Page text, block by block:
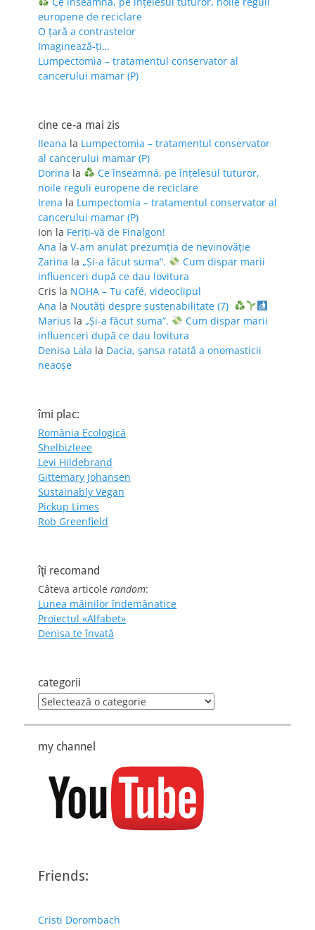
europene de reciclare
O țară a contrastelor
Imaginează-ți…
Lumpectomia – tratamentul conservator al
cancerului mamar (P)
cine ce-a mai zis
Ileana la Lumpectomia – tratamentul conservator
al cancerului mamar (P)
Dorina la
Ce înseamnă, pe înțelesul tuturor,
noile reguli europene de reciclare
Irena la Lumpectomia – tratamentul conservator al
cancerului mamar (P)
Ion la Feriţi-vă de Finalgon!
Ana la V-am anulat prezumția de nevinovăție
Zarina la „Și-a făcut suma”.
Cum dispar marii
influenceri după ce dau lovitura
Cris la NOHA – Tu café, videoclipul
Ana la Noutăți despre sustenabilitate (7)
Marius la „Și-a făcut suma”.
Cum dispar marii
influenceri după ce dau lovitura
Denisa Lala la Dacia, șansa ratată a onomasticii
neaoșe
îmi plac:
România Ecologică
Shelbizleee
Levi Hildebrand
Gittemary Johansen
Sustainably Vegan
Pickup Limes
Rob Greenfield
îţi recomand
Câteva articole random:
Lunea mâinilor îndemânatice
Proiectul «Alfabet»
Denisa te învaţă
categorii
categorii
my channel
Friends:
Cristi Dorombach